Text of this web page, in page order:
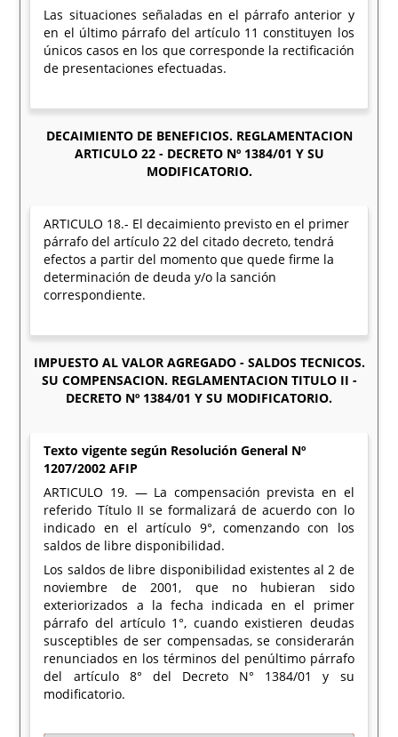
Las situaciones señaladas en el párrafo anterior y
en el último párrafo del artículo 11 constituyen los
únicos casos en los que corresponde la rectificación
de presentaciones efectuadas.
DECAIMIENTO DE BENEFICIOS. REGLAMENTACION
ARTICULO 22 - DECRETO Nº 1384/01 Y SU
MODIFICATORIO.
ARTICULO 18.- El decaimiento previsto en el primer
párrafo del artículo 22 del citado decreto, tendrá
efectos a partir del momento que quede firme la
determinación de deuda y/o la sanción
correspondiente.
IMPUESTO AL VALOR AGREGADO - SALDOS TECNICOS.
SU COMPENSACION. REGLAMENTACION TITULO II -
DECRETO Nº 1384/01 Y SU MODIFICATORIO.
Texto vigente según Resolución General Nº
1207/2002 AFIP
ARTICULO 19. — La compensación prevista en el
referido Título II se formalizará de acuerdo con lo
indicado en el artículo 9°, comenzando con los
saldos de libre disponibilidad.
Los saldos de libre disponibilidad existentes al 2 de
noviembre de 2001, que no hubieran sido
exteriorizados a la fecha indicada en el primer
párrafo del artículo 1°, cuando existieren deudas
susceptibles de ser compensadas, se considerarán
renunciados en los términos del penúltimo párrafo
del artículo 8° del Decreto N° 1384/01 y su
modificatorio.